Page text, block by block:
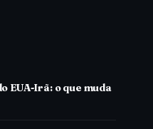
EUA-Irã: o que muda